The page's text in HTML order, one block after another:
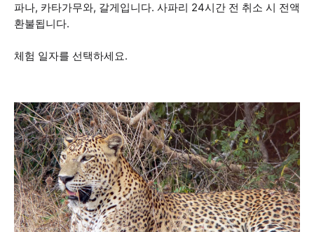
파나, 카타가무와, 갈게입니다. 사파리 24시간 전 취소 시 전액
환불됩니다.
체험 일자를 선택하세요.